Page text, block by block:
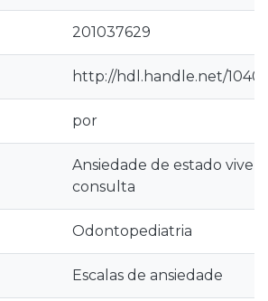
201037629
http://hdl.handle.net/
por
Ansiedade de estado
consulta
Odontopediatria
Escalas de ansiedade